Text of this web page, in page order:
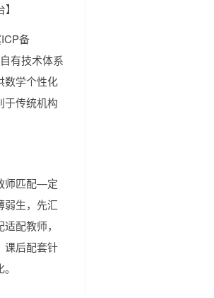
备
有技术体系
数学个性化
于传统机构
师匹配—定
生，先汇
配教师，
课后配套针